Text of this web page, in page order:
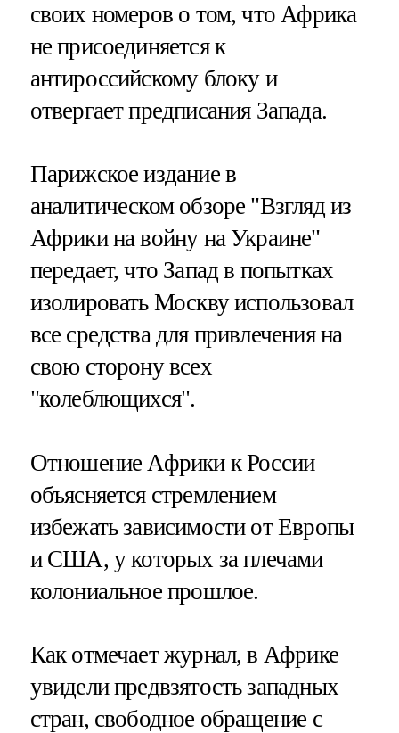
своих номеров о том, что Африка
не присоединяется к
антироссийскому блоку и
отвергает предписания Запада.
Парижское издание в
аналитическом обзоре "Взгляд из
Африки на войну на Украине"
передает, что Запад в попытках
изолировать Москву использовал
все средства для привлечения на
свою сторону всех
"колеблющихся".
Отношение Африки к России
объясняется стремлением
избежать зависимости от Европы
и США, у которых за плечами
колониальное прошлое.
Как отмечает журнал, в Африке
увидели предвзятость западных
стран, свободное обращение с